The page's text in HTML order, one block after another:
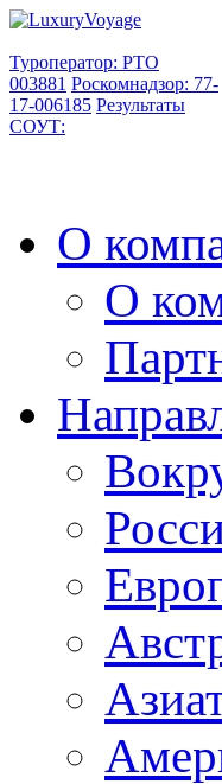
Туроператор: РТО
003881 Роскомнадзор: 77-
17-006185 Результаты
СОУТ:
О
О